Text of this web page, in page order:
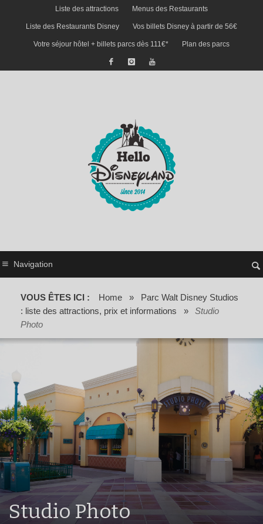
Liste des attractions Menus des Restaurants
Liste des Restaurants Disney Vos billets Disney à partir de 56€
Votre séjour hôtel + billets parcs dès 111€* Plan des parcs
Navigation
VOUS ÊTES ICI : Home »
Parc Walt Disney Studios
: liste des attractions, prix et informations
»
Studio
Photo
Studio Photo